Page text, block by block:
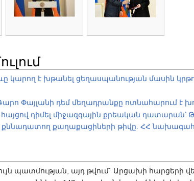
է խթանել ցեղասպանության մասին
Փայլանի դեմ մեղադրանքը ոտնահարում է
դիմել միջազգային քրեական դատարան՝
քննադատող քաղաքացիների թիվը. ՀՀ
պատմության, այդ թվում` Արցախի հարցերի